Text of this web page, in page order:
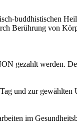
buddhistischen
Berührung von
gezahlt werden.
und zur
im